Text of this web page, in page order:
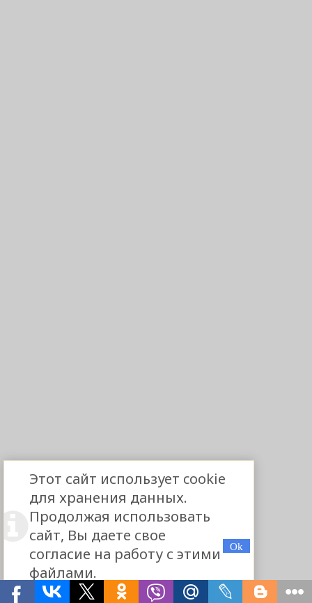
Этот сайт использует cookie
для хранения данных.
Продолжая использовать
сайт, Вы даете свое
согласие на работу с этими
файлами.